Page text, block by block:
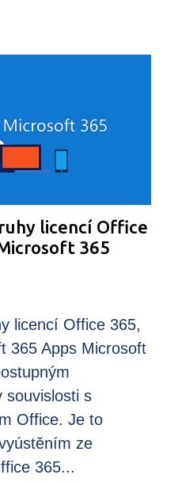
licencí Office
365
licencí Office 365,
365 Apps Microsoft
souvislosti s
Office. Je to
ze
365...